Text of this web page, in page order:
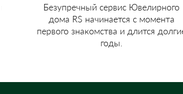
Безупречный сервис Ювелирного
дома RS начинается с момента
первого знакомства и длится
годы.